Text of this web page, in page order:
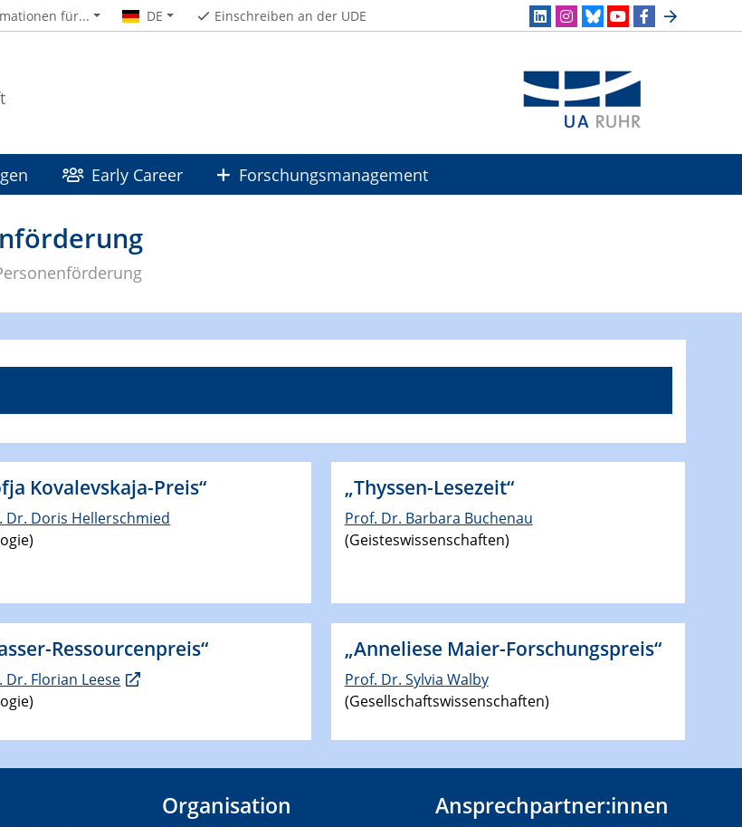
für... DE Einschreiben an der UDE
Early Career Forschungsmanagement
Kovalevskaja-Preis“
Dr. Doris Hellerschmied
„Thyssen-Lesezeit“
Prof. Dr. Barbara Buchenau
(Geisteswissenschaften)
Ressourcenpreis“
Dr. Florian Leese
„Anneliese Maier-Forschungspreis“
Prof. Dr. Sylvia Walby
(Gesellschaftswissenschaften)
Organisation Ansprechpartner:innen